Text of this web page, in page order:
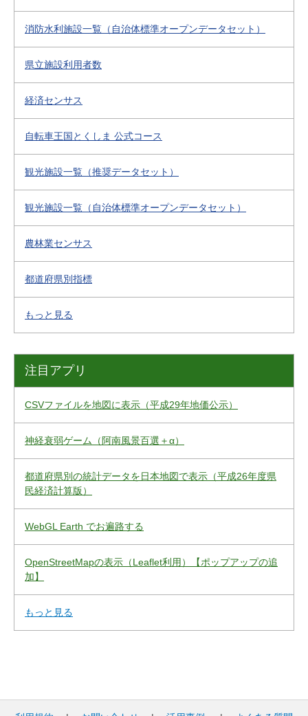
消防水利施設一覧（自治体標準オープンデータセット）
県立施設利用者数
経済センサス
自転車王国とくしま 公式コース
観光施設一覧（推奨データセット）
観光施設一覧（自治体標準オープンデータセット）
農林業センサス
都道府県別指標
もっと見る
注目アプリ
CSVファイルを地図に表示（平成29年地価公示）
神経衰弱ゲーム（阿南風景百選＋α）
都道府県別の統計データを日本地図で表示（平成26年度県
民経済計算版）
WebGL Earth でお遍路する
OpenStreetMapの表示（Leaflet利用）【ポップアップの追
加】
もっと見る